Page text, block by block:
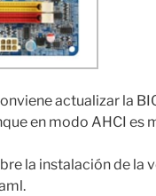
actualizar la
en modo AHCI es
la instalación de la